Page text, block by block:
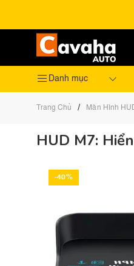
Danh mục
Trang Chủ / Màn Hình
HUD M7:
-40%